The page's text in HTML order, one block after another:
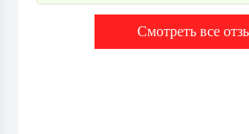
Смотреть все